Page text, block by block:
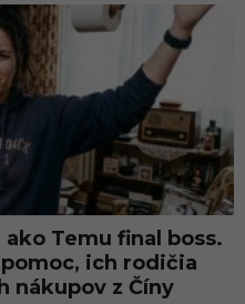
Temu final boss.
ich rodičia
nákupov z Číny